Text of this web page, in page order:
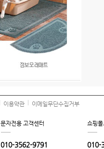
이용약관 이메일무단수집거부
문자전용 고객센터
010-3562-9791
쇼핑
010-